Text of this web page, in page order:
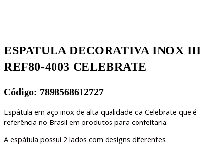
ESPATULA DECORATIVA INOX III
REF80-4003 CELEBRATE
Código: 7898568612727
Espátula em aço inox de alta qualidade da Celebrate que é
referência no Brasil em produtos para confeitaria.
A espátula possui 2 lados com designs diferentes.